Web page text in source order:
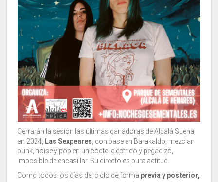
Cerrarán la sesión las últimas ganadoras de Alcalá Suena
en 2024, Las Sexpeares , con base en Barakaldo, mezclan
punk, noise y pop en un cóctel eléctrico y pegadizo,
imposible de encasillar. Su directo es pura actitud.
Como todos los días del ciclo de forma previa y posterior,